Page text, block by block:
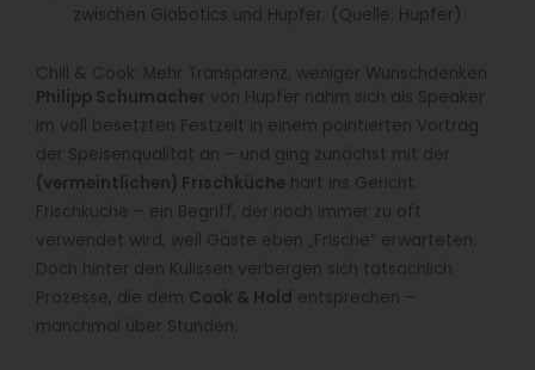
zwischen Giobotics und Hupfer. (Quelle: Hupfer)
Chill & Cook: Mehr Transparenz, weniger Wunschdenken
Philipp Schumacher von Hupfer nahm sich als Speaker
im voll besetzten Festzelt in einem pointierten Vortrag
der Speisenqualität an – und ging zunächst mit der
(vermeintlichen) Frischküche hart ins Gericht.
Frischküche – ein Begriff, der noch immer zu oft
verwendet wird, weil Gäste eben „Frische“ erwarteten.
Doch hinter den Kulissen verbergen sich tatsächlich
Prozesse, die dem Cook & Hold entsprechen –
manchmal über Stunden.